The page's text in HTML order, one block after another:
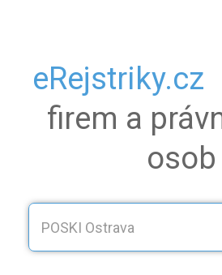
eRejstriky.cz
firem a
osob